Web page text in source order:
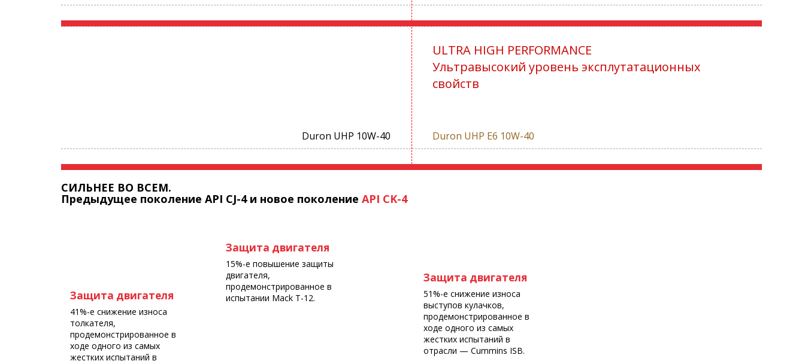
ULTRA HIGH PERFORMANCE
Ультравысокий уровень эксплутатационных
свойств
Duron UHP 10W-40 Duron UHP E6 10W-40
СИЛЬНЕЕ ВО ВСЕМ.
Предыдущее поколение API CJ-4 и новое поколение API CK-4
Защита двигателя
41%-е снижение износа
толкателя,
продемонстрированное в
ходе одного из самых
жестких испытаний в
Защита двигателя
15%-е повышение защиты
двигателя,
продемонстрированное в
испытании Mack T-12.
Защита двигателя
51%-е снижение износа
выступов кулачков,
продемонстрированное в
ходе одного из самых
жестких испытаний в
отрасли — Cummins ISB.